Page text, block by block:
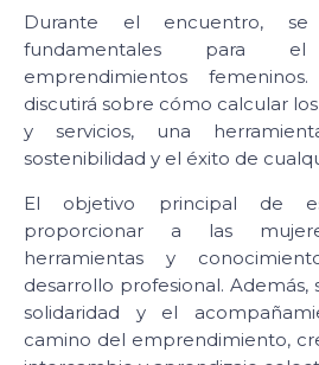
Durante el encuentro, se
fundamentales para
emprendimientos
discutirá sobre cómo calcular
y servicios, una
sostenibilidad y el éxito de
El objetivo principal de
proporcionar a las
herramientas y
desarrollo profesional.
solidaridad y el
camino del emprendimiento,